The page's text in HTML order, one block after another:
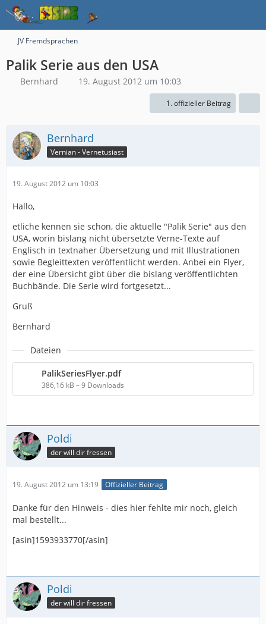
JV Fremdsprachen
Palik Serie aus den USA
Bernhard 19. August 2012 um 10:03
1. offizieller Beitrag
Bernhard
Vernian - Vernetusiast
19. August 2012 um 10:03
Hallo,
etliche kennen sie schon, die aktuelle "Palik Serie" aus den
USA, worin bislang nicht übersetzte Verne-Texte auf
Englisch in textnaher Übersetzung und mit Illustrationen
sowie Begleittexten veröffentlicht werden. Anbei ein Flyer,
der eine Übersicht gibt über die bislang veröffentlichten
Buchbände. Die Serie wird fortgesetzt...
Gruß
Bernhard
Dateien
PalikSeriesFlyer.pdf
386,16 kB – 9 Downloads
Poldi
der will dir fressen
19. August 2012 um 13:19 Offizieller Beitrag
Danke für den Hinweis - dies hier fehlte mir noch, gleich
mal bestellt...
[asin]1593933770[/asin]
Poldi
der will dir fressen